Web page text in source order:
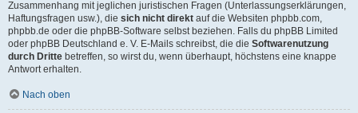
Zusammenhang mit jeglichen juristischen Fragen (Unterlassungserklärungen,
Haftungsfragen usw.), die sich nicht direkt auf die Websiten phpbb.com,
phpbb.de oder die phpBB-Software selbst beziehen. Falls du phpBB Limited
oder phpBB Deutschland e. V. E-Mails schreibst, die die Softwarenutzung
durch Dritte betreffen, so wirst du, wenn überhaupt, höchstens eine knappe
Antwort erhalten.
Nach oben